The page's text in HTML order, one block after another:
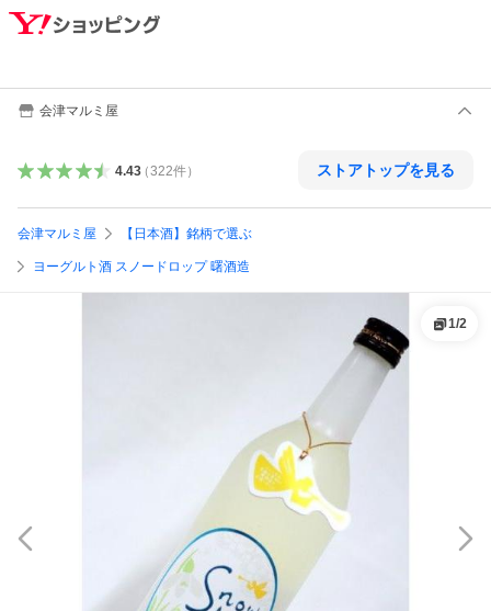
会津マルミ屋
4.43（322件） ストアトップを見る
会津マルミ屋 【日本酒】銘柄で選ぶ
ヨーグルト酒 スノードロップ 曙酒造
1/2